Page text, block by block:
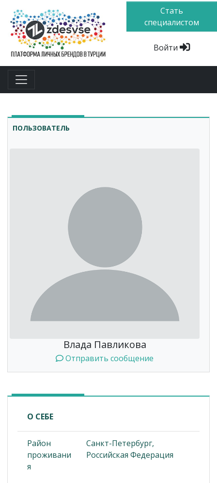
Стать
специалистом
Войти
ПОЛЬЗОВАТЕЛЬ
Влада Павликова
Отправить сообщение
О СЕБЕ
Район
проживани
я
Санкт-Петербург,
Российская Федерация